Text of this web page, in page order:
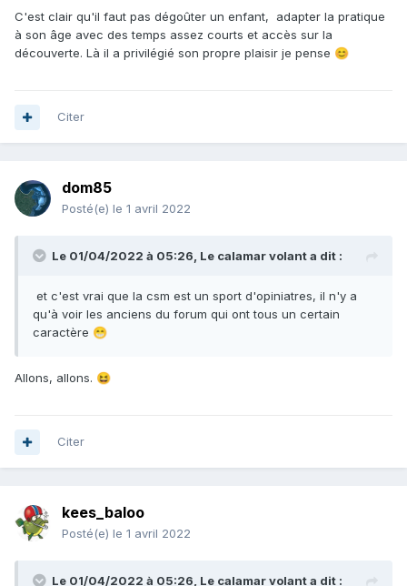
C'est clair qu'il faut pas dégoûter un enfant, adapter la pratique
à son âge avec des temps assez courts et accès sur la
découverte. Là il a privilégié son propre plaisir je pense 😊
Citer
dom85
Posté(e) le 1 avril 2022
Le 01/04/2022 à 05:26, Le calamar volanta dit :
et c'est vrai que la csm est un sport d'opiniatres, il n'y a
qu'à voir les anciens du forum qui ont tous un certain
caractère 😁
Allons, allons. 😆
Citer
kees_baloo
Posté(e) le 1 avril 2022
Le 01/04/2022 à 05:26, Le calamar volanta dit :